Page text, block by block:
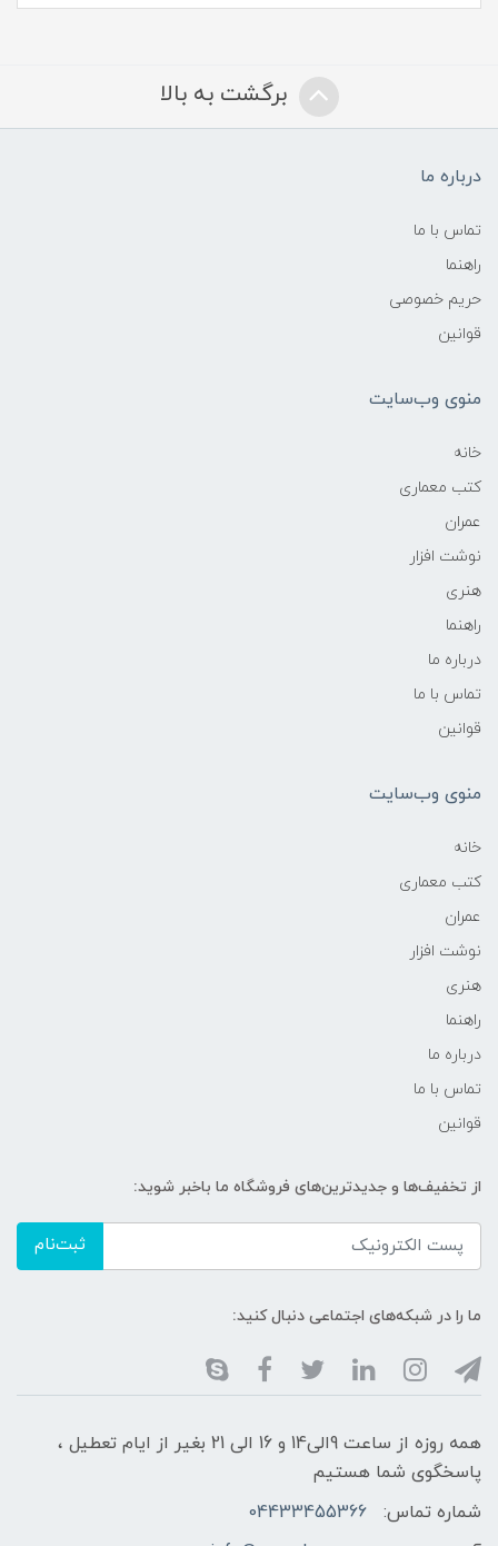
برگشت به بالا
درباره ما
تماس با ما
راهنما
حریم خصوصی
قوانین
منوی وب‌سایت
خانه
کتب معماری
عمران
نوشت افزار
هنری
راهنما
درباره ما
تماس با ما
قوانین
منوی وب‌سایت
خانه
کتب معماری
عمران
نوشت افزار
هنری
راهنما
درباره ما
تماس با ما
قوانین
از تخفیف‌ها و جدیدترین‌های فروشگاه ما باخبر شوید:
ثبت‌نام
ما را در شبکه‌های اجتماعی دنبال کنید:
همه روزه از ساعت 9الی14 و 16 الی 21 بغیر از ایام تعطیل ،
پاسخگوی شما هستیم
شماره تماس:
04433455366